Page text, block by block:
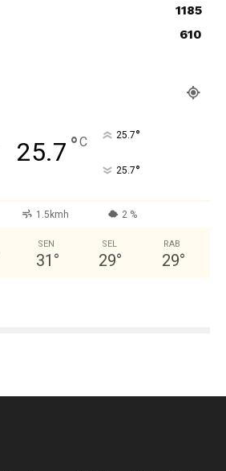
1185
610
25.7 °C 25.7°
25.7°
1.5kmh 2 %
SEN
31 °
SEL
29°
RAB
29°